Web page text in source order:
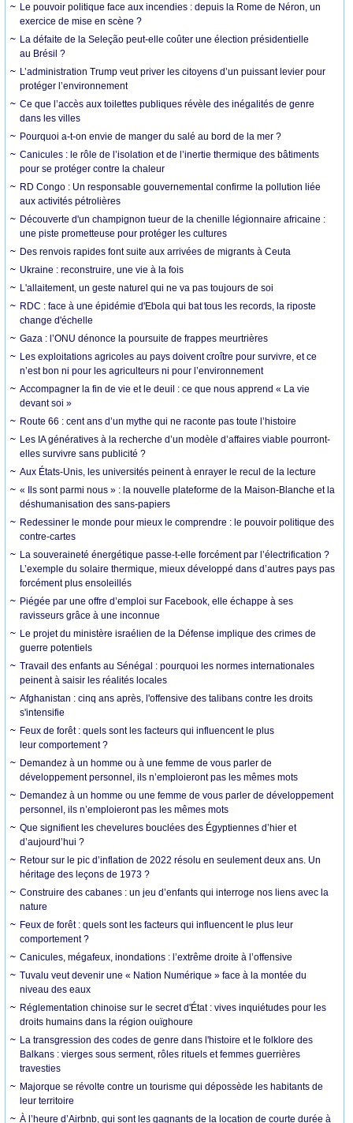
Le pouvoir politique face aux incendies : depuis la Rome de Néron, un
exercice de mise en scène ?
La défaite de la Seleção peut-elle coûter une élection présidentielle
au Brésil ?
L’administration Trump veut priver les citoyens d’un puissant levier pour
protéger l’environnement
Ce que l’accès aux toilettes publiques révèle des inégalités de genre
dans les villes
Pourquoi a-t-on envie de manger du salé au bord de la mer ?
Canicules : le rôle de l’isolation et de l’inertie thermique des bâtiments
pour se protéger contre la chaleur
RD Congo : Un responsable gouvernemental confirme la pollution liée
aux activités pétrolières
Découverte d'un champignon tueur de la chenille légionnaire africaine :
une piste prometteuse pour protéger les cultures
Des renvois rapides font suite aux arrivées de migrants à Ceuta
Ukraine : reconstruire, une vie à la fois
L'allaitement, un geste naturel qui ne va pas toujours de soi
RDC : face à une épidémie d'Ebola qui bat tous les records, la riposte
change d'échelle
Gaza : l’ONU dénonce la poursuite de frappes meurtrières
Les exploitations agricoles au pays doivent croître pour survivre, et ce
n’est bon ni pour les agriculteurs ni pour l’environnement
Accompagner la fin de vie et le deuil : ce que nous apprend « La vie
devant soi »
Route 66 : cent ans d’un mythe qui ne raconte pas toute l’histoire
Les IA génératives à la recherche d’un modèle d’affaires viable pourront-
elles survivre sans publicité ?
Aux États-Unis, les universités peinent à enrayer le recul de la lecture
« Ils sont parmi nous » : la nouvelle plateforme de la Maison-Blanche et la
déshumanisation des sans-papiers
Redessiner le monde pour mieux le comprendre : le pouvoir politique des
contre-cartes
La souveraineté énergétique passe-t-elle forcément par l’électrification ?
L’exemple du solaire thermique, mieux développé dans d’autres pays pas
forcément plus ensoleillés
Piégée par une offre d’emploi sur Facebook, elle échappe à ses
ravisseurs grâce à une inconnue
Le projet du ministère israélien de la Défense implique des crimes de
guerre potentiels
Travail des enfants au Sénégal : pourquoi les normes internationales
peinent à saisir les réalités locales
Afghanistan : cinq ans après, l'offensive des talibans contre les droits
s'intensifie
Feux de forêt : quels sont les facteurs qui influencent le plus
leur comportement ?
Demandez à un homme ou à une femme de vous parler de
développement personnel, ils n’emploieront pas les mêmes mots
Demandez à un homme ou une femme de vous parler de développement
personnel, ils n’emploieront pas les mêmes mots
Que signifient les chevelures bouclées des Égyptiennes d’hier et
d’aujourd’hui ?
Retour sur le pic d’inflation de 2022 résolu en seulement deux ans. Un
héritage des leçons de 1973 ?
Construire des cabanes : un jeu d’enfants qui interroge nos liens avec la
nature
Feux de forêt : quels sont les facteurs qui influencent le plus leur
comportement ?
Canicules, mégafeux, inondations : l’extrême droite à l’offensive
Tuvalu veut devenir une « Nation Numérique » face à la montée du
niveau des eaux
Réglementation chinoise sur le secret d'État : vives inquiétudes pour les
droits humains dans la région ouïghoure
La transgression des codes de genre dans l'histoire et le folklore des
Balkans : vierges sous serment, rôles rituels et femmes guerrières
travesties
Majorque se révolte contre un tourisme qui dépossède les habitants de
leur territoire
À l’heure d’Airbnb, qui sont les gagnants de la location de courte durée à